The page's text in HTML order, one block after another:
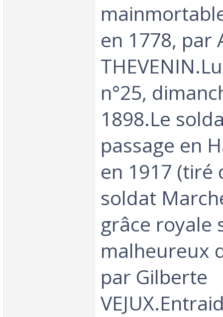
en 1778, par
n°25,
1898.Le
passage en
en 1917
soldat
grâce royale
malheureux
par Gilberte